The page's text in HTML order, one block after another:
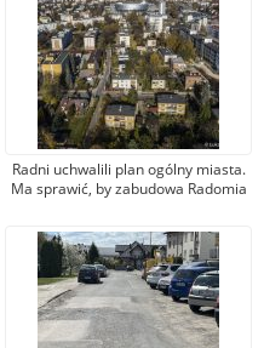
Radni uchwalili plan ogólny miasta.
Ma sprawić, by zabudowa Radomia
uporządkowana